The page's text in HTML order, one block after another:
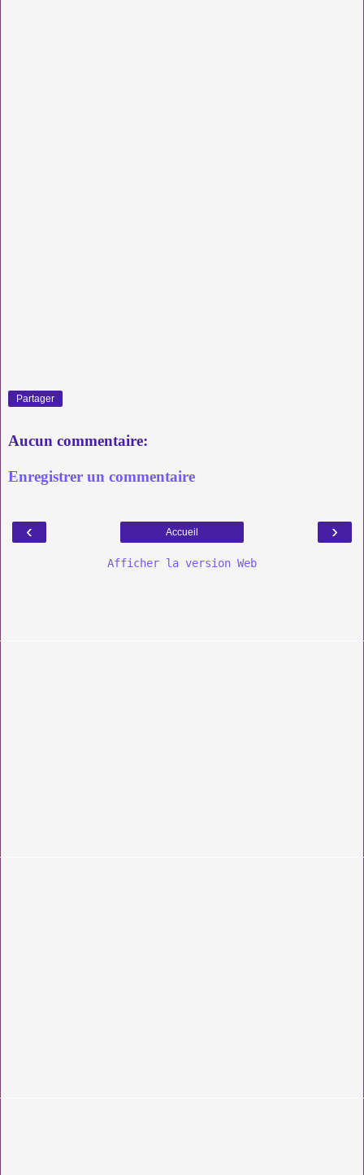
Partager
Aucun commentaire:
Enregistrer un commentaire
‹ ›
Accueil
Afficher la version Web